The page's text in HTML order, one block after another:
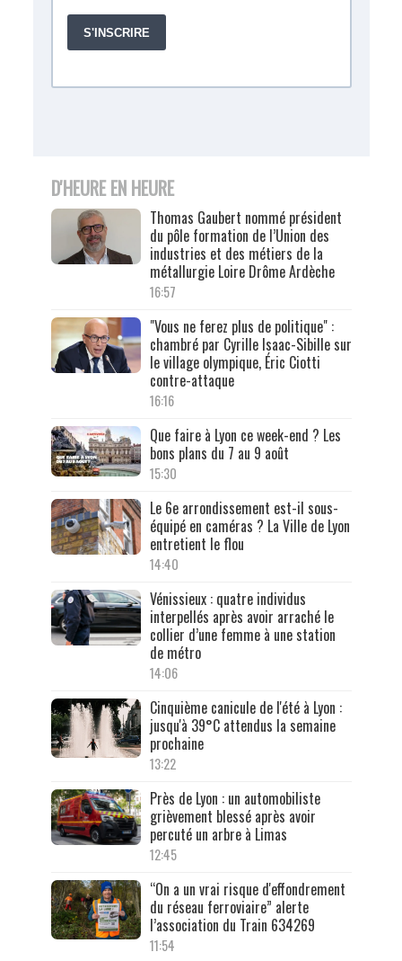
D'HEURE EN HEURE
Thomas Gaubert nommé président
du pôle formation de l’Union des
industries et des métiers de la
métallurgie Loire Drôme Ardèche
16:57
"Vous ne ferez plus de politique" :
chambré par Cyrille Isaac-Sibille sur
le village olympique, Éric Ciotti
contre-attaque
16:16
Que faire à Lyon ce week-end ? Les
bons plans du 7 au 9 août
15:30
Le 6e arrondissement est-il sous-
équipé en caméras ? La Ville de Lyon
entretient le flou
14:40
Vénissieux : quatre individus
interpellés après avoir arraché le
collier d’une femme à une station
de métro
14:06
Cinquième canicule de l'été à Lyon :
jusqu'à 39°C attendus la semaine
prochaine
13:22
Près de Lyon : un automobiliste
grièvement blessé après avoir
percuté un arbre à Limas
12:45
“On a un vrai risque d'effondrement
du réseau ferroviaire” alerte
l’association du Train 634269
11:54